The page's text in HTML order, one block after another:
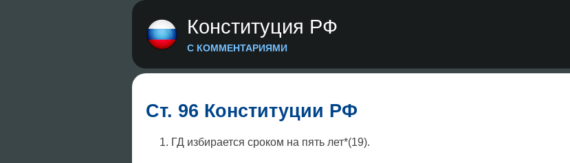
Конституция РФ
С КОММЕНТАРИЯМИ
Ст. 96 Конституции РФ
1. ГД избирается сроком на пять лет*(19).